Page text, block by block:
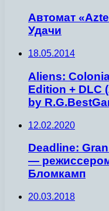
Автомат
Удачи
18.05.2014
Aliens:
Edition + DLC
by
12.02.2020
Deadline:
—
Бломкамп
20.03.2018